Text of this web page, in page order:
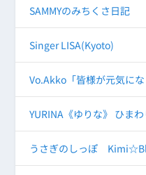
SAMMYのみちくさ日記
Singer LISA(Kyoto)
Vo.Akko「皆様が元気にな
YURINA《ゆりな》 ひま
うさぎのしっぽ